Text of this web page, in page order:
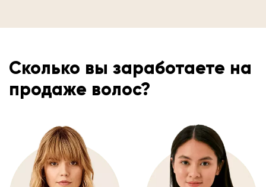
Сколько вы заработаете на
продаже волос?